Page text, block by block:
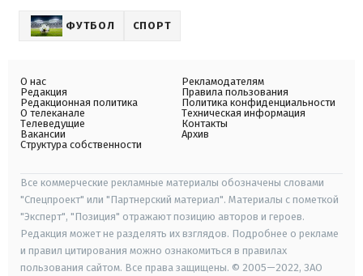
ФУТБОЛ СПОРТ
О нас
Редакция
Редакционная политика
О телеканале
Телеведущие
Вакансии
Структура собственности
Рекламодателям
Правила пользования
Политика конфиденциальности
Техническая информация
Контакты
Архив
Все коммерческие рекламные материалы обозначены словами
"Спецпроект" или "Партнерский материал". Материалы с пометкой
"Эксперт", "Позиция" отражают позицию авторов и героев.
Редакция может не разделять их взглядов. Подробнее о рекламе
и правил цитирования можно ознакомиться в правилах
пользования сайтом. Все права защищены. © 2005—2022, ЗАО